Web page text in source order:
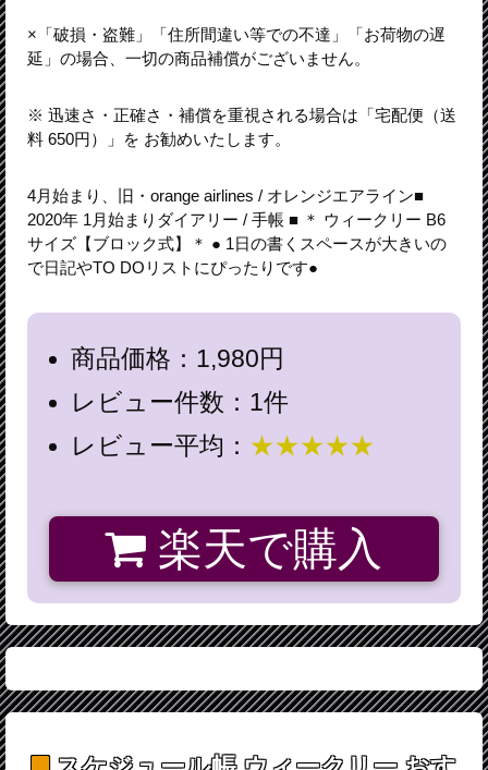
×「破損・盗難」「住所間違い等での不達」「お荷物の遅
延」の場合、一切の商品補償がございません。
※ 迅速さ・正確さ・補償を重視される場合は「宅配便（送
料 650円）」を お勧めいたします。
4月始まり、旧・orange airlines / オレンジエアライン■
2020年 1月始まりダイアリー / 手帳 ■ ＊ ウィークリー B6
サイズ【ブロック式】＊ ● 1日の書くスペースが大きいの
で日記やTO DOリストにぴったりです●
商品価格：1,980円
レビュー件数：1件
レビュー平均： ★★★★★
楽天で購入